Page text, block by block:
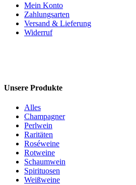
Mein Konto
Zahlungsarten
Versand & Lieferung
Widerruf
Unsere Produkte
Alles
Champagner
Perlwein
Raritäten
Roséweine
Rotweine
Schaumwein
Spirituosen
Weißweine